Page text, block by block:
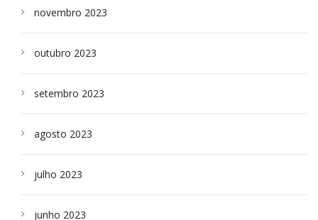
novembro 2023
outubro 2023
setembro 2023
agosto 2023
julho 2023
junho 2023